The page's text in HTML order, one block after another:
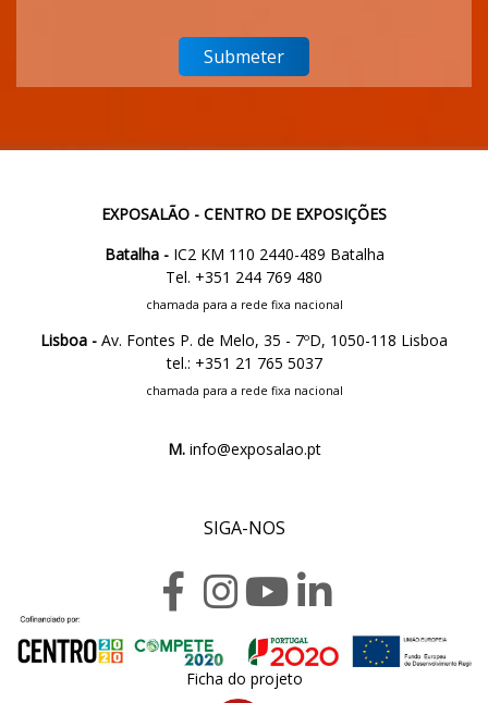
EXPOSALÃO - CENTRO DE EXPOSIÇÕES
Batalha -IC2 KM 110 2440-489 Batalha
Tel. +351 244 769 480
chamada para a rede fixa nacional
Lisboa - Av. Fontes P. de Melo, 35 - 7ºD, 1050-118 Lisboa
tel.: +351 21 765 5037
chamada para a rede fixa nacional
M.info@exposalao.pt
SIGA-NOS
Ficha do projeto